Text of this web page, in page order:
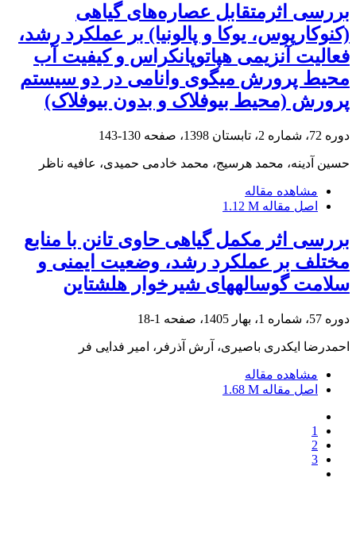
بررسی اثرمتقابل عصاره‌های گیاهی
(کنوکارپوس، یوکا و پالونیا) بر عملکرد رشد،
فعالیت آنزیمی هپاتوپانکراس و کیفیت آب
محیط پرورش میگوی وانامی در دو سیستم
پرورش (محیط بیوفلاک و بدون بیوفلاک)
دوره 72، شماره 2، تابستان 1398، صفحه 130-143
حسین آدینه، محمد هرسیج، محمد خادمی حمیدی، عافیه ناظر
مشاهده مقاله
اصل مقاله 1.12 M
بررسی اثر مکمل گیاهی حاوی تانن با منابع
مختلف بر عملکرد رشد، وضعیت ایمنی و
سلامت گوساله‫های شیرخوار هلشتاین‬
دوره 57، شماره 1، بهار 1405، صفحه 1-18
احمدرضا ایکدری باصیری، آرش آذرفر، امیر فدایی فر
مشاهده مقاله
اصل مقاله 1.68 M
1
2
3